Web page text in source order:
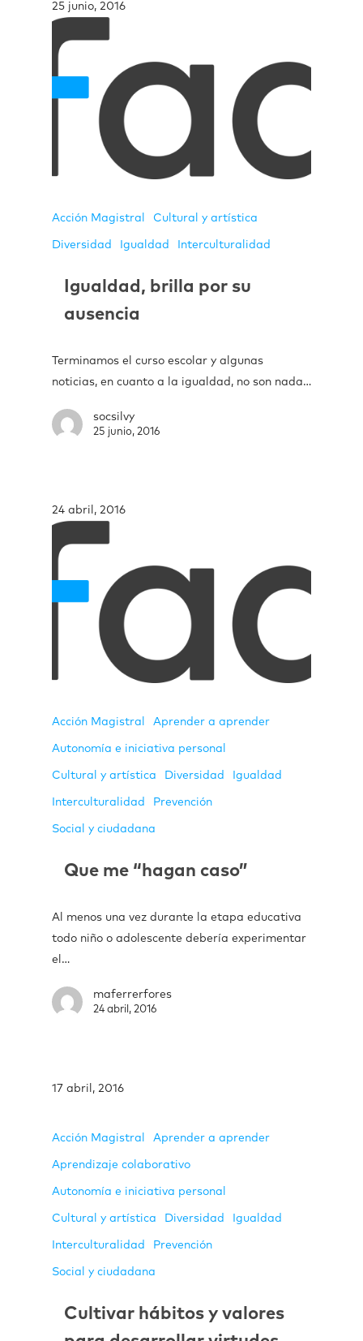
25 junio, 2016
Acción Magistral Cultural y artística
Diversidad Igualdad Interculturalidad
Igualdad, brilla por su
ausencia
Terminamos el curso escolar y algunas
noticias, en cuanto a la igualdad, no son nada…
socsilvy
25 junio, 2016
24 abril, 2016
Acción Magistral Aprender a aprender
Autonomía e iniciativa personal
Cultural y artística Diversidad Igualdad
Interculturalidad Prevención
Social y ciudadana
Que me “hagan caso”
Al menos una vez durante la etapa educativa
todo niño o adolescente debería experimentar
el…
maferrerfores
24 abril, 2016
17 abril, 2016
Acción Magistral Aprender a aprender
Aprendizaje colaborativo
Autonomía e iniciativa personal
Cultural y artística Diversidad Igualdad
Interculturalidad Prevención
Social y ciudadana
Cultivar hábitos y valores